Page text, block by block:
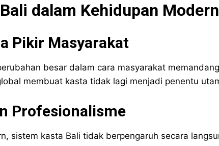
dalam Kehidupan Modern
Pikir Masyarakat
besar dalam cara masyarakat
membuat kasta tidak lagi menjadi penentu
Profesionalisme
sistem kasta Bali tidak berpengaruh secara